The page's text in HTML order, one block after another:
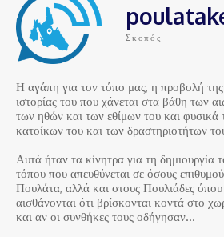
Σκοπός
Η αγάπη για τον τόπο μας, η προβολή
ιστορίας του που χάνεται στα βάθη των
των ηθών και των εθίμων του και φυσικά
κατοίκων του και των δραστηριοτήτων
Αυτά ήταν τα κίνητρα για τη δημιουργία
τόπου που απευθύνεται σε όσους
Πουλάτα, αλλά και στους Πουλιάδες
αισθάνονται ότι βρίσκονται κοντά στο
και αν οι συνθήκες τους οδήγησαν…